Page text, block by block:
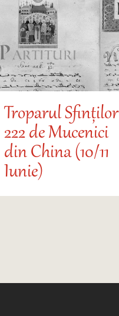
Troparul Sfinților
222 de Mucenici
din China (10/11
Iunie)